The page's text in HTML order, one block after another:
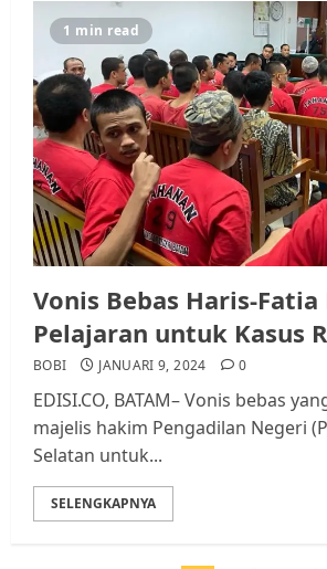
1 min read
Vonis Bebas Haris-
Pelajaran untuk Kasus
BOBI JANUARI 9, 2024 0
EDISI.CO, BATAM– Vonis bebas
majelis hakim Pengadilan Negeri
Selatan untuk...
SELENGKAPNYA
3
Datangi
Rempang
Diambil untuk
JULI 21, 2026 0
4
Warga
Audiensi
Batam, Soroti
Resahkan
JULI 17, 2026 0
Tim Advokasi
Berhenti